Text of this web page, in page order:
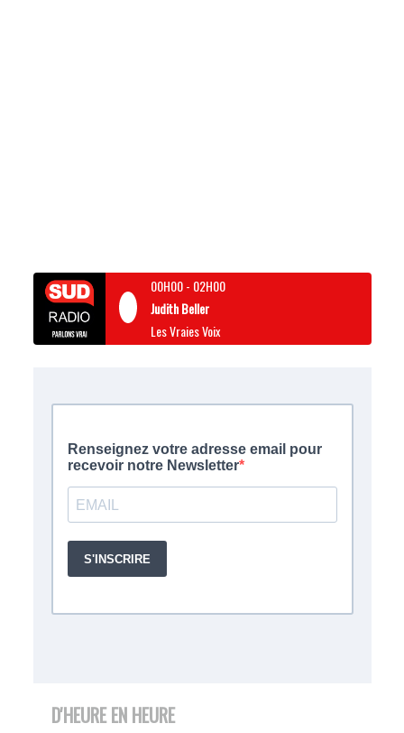
00H00- 02H00
Judith Beller
Les Vraies Voix
D'HEURE EN HEURE